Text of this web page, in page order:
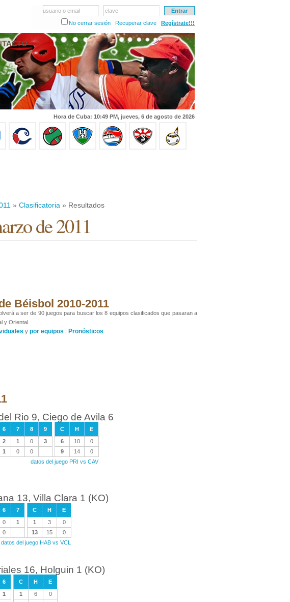
usuario o email
clave
No cerrar sesión
Recuperar clave Regístrate!!!
Hora de Cuba: 10:49 PM, jueves, 6 de agosto de 2026
» Clasificatoria » Resultados
de 2011
Béisbol 2010-2011
a ser de 90 juegos para buscar los 8 equipos clasificados que pasaran a
y Oriental.
y por equipos | Pronósticos
Rio 9, Ciego de Avila 6
6 7 8 9 C H
E
2 1 0 3 6 10
0
1 0 0 9 14
0
datos del juego PRI vs CAV
13, Villa Clara 1 (KO)
6 7 C H
E
0 1 1 3
0
0 13 15
0
datos del juego HAB vs VCL
16, Holguin 1 (KO)
6 C H
E
1 1 6
0